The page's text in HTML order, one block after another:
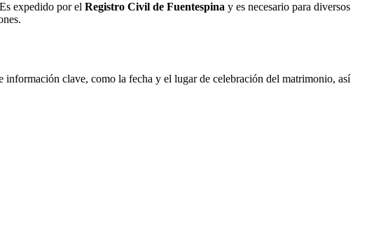
expedido por el Registro Civil de Fuentespina y es necesario para diversos
clave, como la fecha y el lugar de celebración del matrimonio, así